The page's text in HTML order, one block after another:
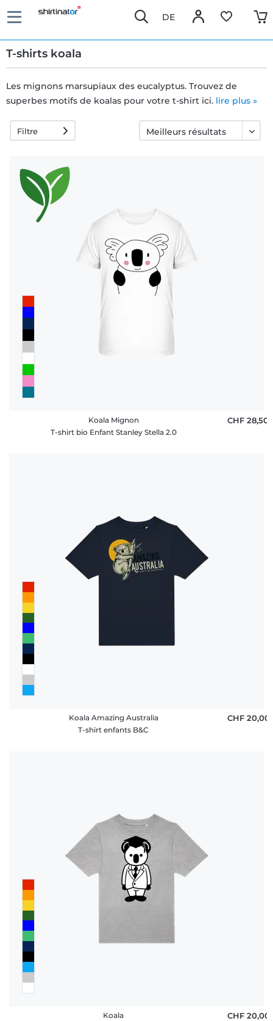
DE
T-shirts koala
Livraison
rapide
garanti 30
jours
Les mignons marsupiaux des eucalyptus. Trouvez de
superbes motifs de koalas pour votre t-shirt ici. lire plus »
Filtre
Koala Mignon
T-shirt bio Enfant Stanley Stella 2.0
CHF 28,50
Koala Amazing Australia
T-shirt enfants B&C
CHF 20,00
Koala
CHF 20,00